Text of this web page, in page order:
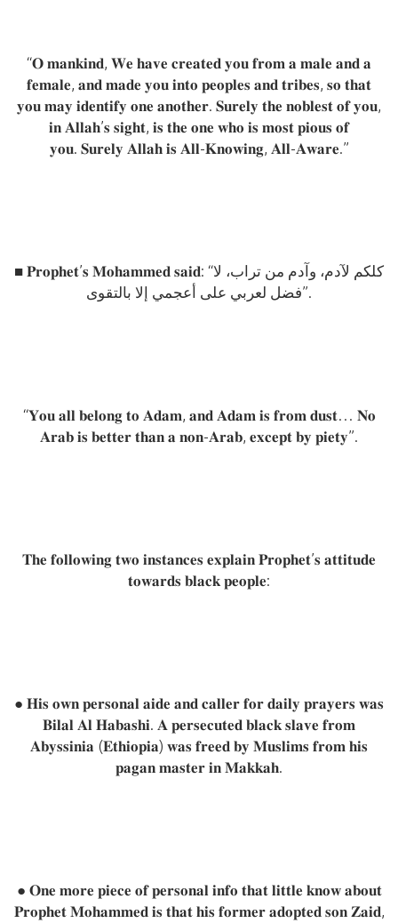
“𝐎 𝐦𝐚𝐧𝐤𝐢𝐧𝐝, 𝐖𝐞 𝐡𝐚𝐯𝐞 𝐜𝐫𝐞𝐚𝐭𝐞𝐝 𝐲𝐨𝐮 𝐟𝐫𝐨𝐦 𝐚 𝐦𝐚𝐥𝐞 𝐚𝐧𝐝 𝐚
𝐟𝐞𝐦𝐚𝐥𝐞, 𝐚𝐧𝐝 𝐦𝐚𝐝𝐞 𝐲𝐨𝐮 𝐢𝐧𝐭𝐨 𝐩𝐞𝐨𝐩𝐥𝐞𝐬 𝐚𝐧𝐝 𝐭𝐫𝐢𝐛𝐞𝐬, 𝐬𝐨 𝐭𝐡𝐚𝐭
𝐲𝐨𝐮 𝐦𝐚𝐲 𝐢𝐝𝐞𝐧𝐭𝐢𝐟𝐲 𝐨𝐧𝐞 𝐚𝐧𝐨𝐭𝐡𝐞𝐫. 𝐒𝐮𝐫𝐞𝐥𝐲 𝐭𝐡𝐞 𝐧𝐨𝐛𝐥𝐞𝐬𝐭 𝐨𝐟 𝐲𝐨𝐮,
𝐢𝐧 𝐀𝐥𝐥𝐚𝐡’𝐬 𝐬𝐢𝐠𝐡𝐭, 𝐢𝐬 𝐭𝐡𝐞 𝐨𝐧𝐞 𝐰𝐡𝐨 𝐢𝐬 𝐦𝐨𝐬𝐭 𝐩𝐢𝐨𝐮𝐬 𝐨𝐟
𝐲𝐨𝐮. 𝐒𝐮𝐫𝐞𝐥𝐲 𝐀𝐥𝐥𝐚𝐡 𝐢𝐬 𝐀𝐥𝐥-𝐊𝐧𝐨𝐰𝐢𝐧𝐠, 𝐀𝐥𝐥-𝐀𝐰𝐚𝐫𝐞.”
■ 𝐏𝐫𝐨𝐩𝐡𝐞𝐭’𝐬 𝐌𝐨𝐡𝐚𝐦𝐦𝐞𝐝 𝐬𝐚𝐢𝐝: “كلكم لآدم، وآدم من تراب، لا
فضل لعربي على أعجمي إلا بالتقوى”.
“𝐘𝐨𝐮 𝐚𝐥𝐥 𝐛𝐞𝐥𝐨𝐧𝐠 𝐭𝐨 𝐀𝐝𝐚𝐦, 𝐚𝐧𝐝 𝐀𝐝𝐚𝐦 𝐢𝐬 𝐟𝐫𝐨𝐦 𝐝𝐮𝐬𝐭… 𝐍𝐨
𝐀𝐫𝐚𝐛 𝐢𝐬 𝐛𝐞𝐭𝐭𝐞𝐫 𝐭𝐡𝐚𝐧 𝐚 𝐧𝐨𝐧-𝐀𝐫𝐚𝐛, 𝐞𝐱𝐜𝐞𝐩𝐭 𝐛𝐲 𝐩𝐢𝐞𝐭𝐲”.
𝐓𝐡𝐞 𝐟𝐨𝐥𝐥𝐨𝐰𝐢𝐧𝐠 𝐭𝐰𝐨 𝐢𝐧𝐬𝐭𝐚𝐧𝐜𝐞𝐬 𝐞𝐱𝐩𝐥𝐚𝐢𝐧 𝐏𝐫𝐨𝐩𝐡𝐞𝐭’𝐬 𝐚𝐭𝐭𝐢𝐭𝐮𝐝𝐞
𝐭𝐨𝐰𝐚𝐫𝐝𝐬 𝐛𝐥𝐚𝐜𝐤 𝐩𝐞𝐨𝐩𝐥𝐞:
● 𝐇𝐢𝐬 𝐨𝐰𝐧 𝐩𝐞𝐫𝐬𝐨𝐧𝐚𝐥 𝐚𝐢𝐝𝐞 𝐚𝐧𝐝 𝐜𝐚𝐥𝐥𝐞𝐫 𝐟𝐨𝐫 𝐝𝐚𝐢𝐥𝐲 𝐩𝐫𝐚𝐲𝐞𝐫𝐬 𝐰𝐚𝐬
𝐁𝐢𝐥𝐚𝐥 𝐀𝐥 𝐇𝐚𝐛𝐚𝐬𝐡𝐢. 𝐀 𝐩𝐞𝐫𝐬𝐞𝐜𝐮𝐭𝐞𝐝 𝐛𝐥𝐚𝐜𝐤 𝐬𝐥𝐚𝐯𝐞 𝐟𝐫𝐨𝐦
𝐀𝐛𝐲𝐬𝐬𝐢𝐧𝐢𝐚 (𝐄𝐭𝐡𝐢𝐨𝐩𝐢𝐚) 𝐰𝐚𝐬 𝐟𝐫𝐞𝐞𝐝 𝐛𝐲 𝐌𝐮𝐬𝐥𝐢𝐦𝐬 𝐟𝐫𝐨𝐦 𝐡𝐢𝐬
𝐩𝐚𝐠𝐚𝐧 𝐦𝐚𝐬𝐭𝐞𝐫 𝐢𝐧 𝐌𝐚𝐤𝐤𝐚𝐡.
● 𝐎𝐧𝐞 𝐦𝐨𝐫𝐞 𝐩𝐢𝐞𝐜𝐞 𝐨𝐟 𝐩𝐞𝐫𝐬𝐨𝐧𝐚𝐥 𝐢𝐧𝐟𝐨 𝐭𝐡𝐚𝐭 𝐥𝐢𝐭𝐭𝐥𝐞 𝐤𝐧𝐨𝐰 𝐚𝐛𝐨𝐮𝐭
𝐏𝐫𝐨𝐩𝐡𝐞𝐭 𝐌𝐨𝐡𝐚𝐦𝐦𝐞𝐝 𝐢𝐬 𝐭𝐡𝐚𝐭 𝐡𝐢𝐬 𝐟𝐨𝐫𝐦𝐞𝐫 𝐚𝐝𝐨𝐩𝐭𝐞𝐝 𝐬𝐨𝐧 𝐙𝐚𝐢𝐝,